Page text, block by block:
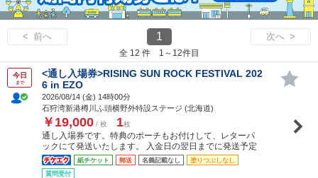
< 前へ 1 次へ >
全 12 件 1～12件目
今日
まで
<通し入場券>RISING SUN ROCK FESTIVAL 202
6 in EZO
2026/08/14 (金) 14時00分
石狩湾新港樽川ふ頭横野外特設ステージ (北海道)
￥19,000 / 枚 1枚
通し入場券です。特典のポーチもお付けして、レターパ
ックにて発送いたします。 入金日の翌日までに発送予定
紙チケット 郵送 名義記載なし
塗りつぶしなし
質問受付